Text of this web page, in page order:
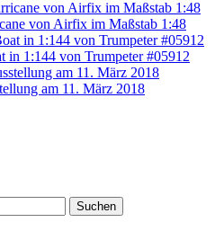
von Airfix im Maßstab 1:48
1:144 von Trumpeter #05912
am 11. März 2018
Suchen